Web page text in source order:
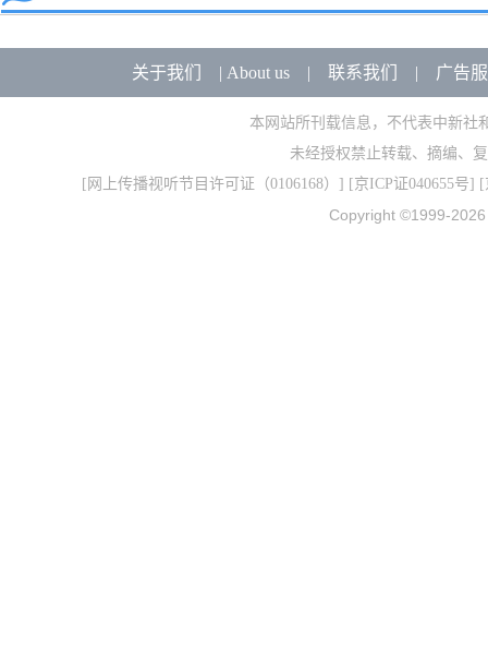
关于我们 | About us| 联系我们 | 广告
本网站所刊载信息，不代表中新社
未经授权禁止转载、摘编、
[ 网上传播视听节目许可证（0106168） ] [京ICP证040655号] [
Copyright ©1999-